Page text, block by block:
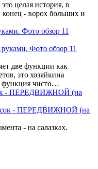
целая история, в
конец - ворох больших и
Фото обзор 11
две функции как
это хозяйкина
функция чисто…
- ПЕРЕДВИЖНОЙ (на
- на салазках.